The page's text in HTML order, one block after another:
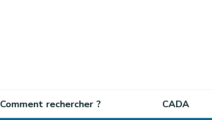
Comment rechercher ? CADA